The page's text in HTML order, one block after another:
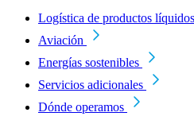
Logística de productos líquidos
Aviación
Energías sostenibles
Servicios adicionales
Dónde operamos